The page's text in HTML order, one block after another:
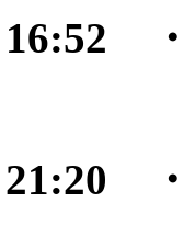
16:52
21:20